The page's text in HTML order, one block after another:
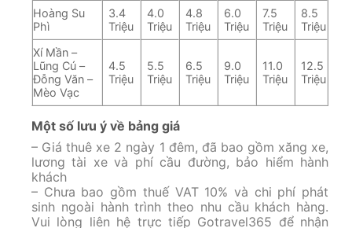
Hoàng Su
Phì
3.4
Triệu
4.0
Triệu
4.8
Triệu
6.0
Triệu
7.5
Triệu
8.5
Triệu
Xí Mần –
Lũng Cú –
Đỗng Văn –
Mèo Vạc
4.5
Triệu
5.5
Triệu
6.5
Triệu
9.0
Triệu
11.0
Triệu
12.5
Triệu
Một số lưu ý về bảng giá
– Giá thuê xe 2 ngày 1 đêm, đã bao gồm xăng xe,
lương tài xe và phí cầu đường, bảo hiểm hành
khách
– Chưa bao gồm thuế VAT 10% và chi phí phát
sinh ngoài hành trình theo nhu cầu khách hàng.
Vui lòng liên hệ trực tiếp Gotravel365 để nhận